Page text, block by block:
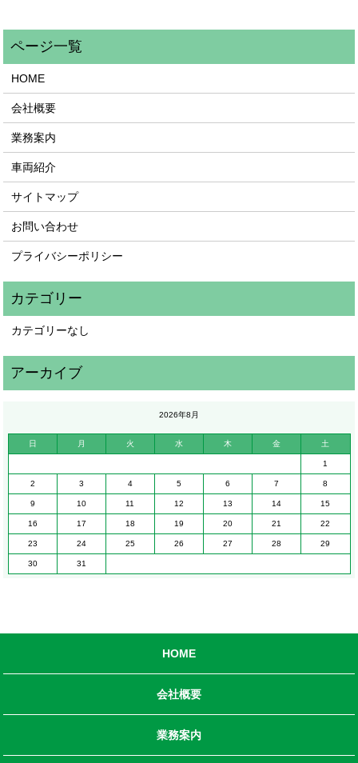
HOME
会社概要
業務案内
車両紹介
サイトマップ
お問い合わせ
プライバシーポリシー
カテゴリーなし
2026年8月
日 月 火 水 木 金 土
1
2 3 4 5 6 7 8
9 10 11 12 13 14 15
16 17 18 19 20 21 22
23 24 25 26 27 28 29
30 31
HOME
会社概要
業務案内